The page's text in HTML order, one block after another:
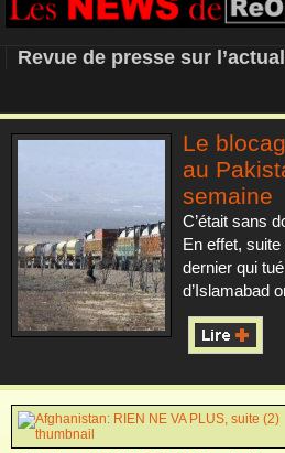
REOPEN911
Revue de presse sur
Le
au
semaine
C’était sans
En effet, suite
dernier qui
d’Islamabad